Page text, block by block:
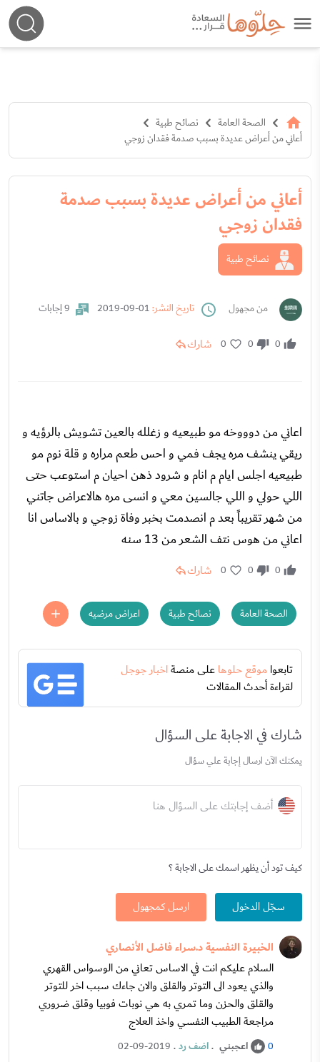
الصحة العامة
نصائح طبية
أعاني من أعراض عديدة بسبب صدمة فقدان زوجي
أعاني من أعراض عديدة بسبب صدمة
فقدان زوجي
نصائح طبية
من مجهول تاريخ النشر: 9 إجابات
0
0
0 شارك
اعاني من دوووخه مو طبيعيه و زغلله بالعين تشويش بالرؤيه و
ريقي ينشف مره يجف فمي و احس طعم مراره و قلة نوم مو
طبيعيه اجلس ايام م انام و شرود ذهن احيان م استوعب حتى
اللي حولي و اللي جالسين معي و انسى مره هالاعراض جاتني
من شهر تقريباً بعد م انصدمت بخبر وفاة زوجي و بالاساس انا
اعاني من هوس نتف الشعر من 13 سنه
0
0
0 شارك
الصحة العامة نصائح طبية اعراض مرضيه
تابعواموقع حلوهاعلى منصةاخبار جوجل
لقراءة أحدث المقالات
شارك في الاجابة على السؤال
يمكنك الآن ارسال إجابة علي سؤال
أضف إجابتك على السؤال هنا
كيف تود أن يظهر اسمك على الاجابة ؟
سجّل الدخول ارسل كمجهول
الخبيرة النفسية د.سراء فاضل الأنصاري
السلام عليكم انت في الاساس تعاني من الوسواس القهري
والذي يعود الى التوتر والقلق والان جاءك سبب اخر للتوتر
والقلق والحزن وما تمري به هي نوبات فوبيا وقلق ضروري
مراجعة الطبيب النفسي واخذ العلاج
0 اعجبني .اضف رد.
02-09-2019